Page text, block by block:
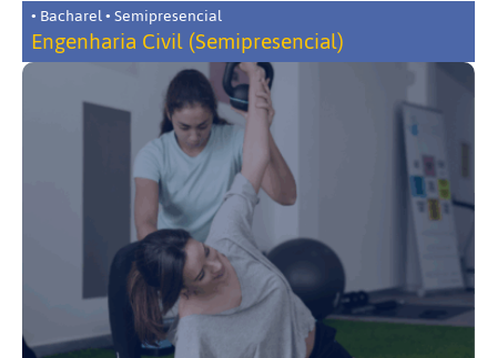
• Bacharel • Semipresencial
Engenharia Civil (Semipresencial)